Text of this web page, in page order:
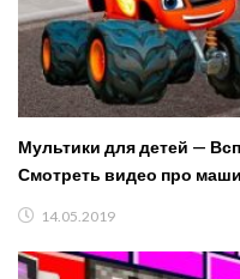
Мультики для детей —
Смотреть видео про
14.05.2019